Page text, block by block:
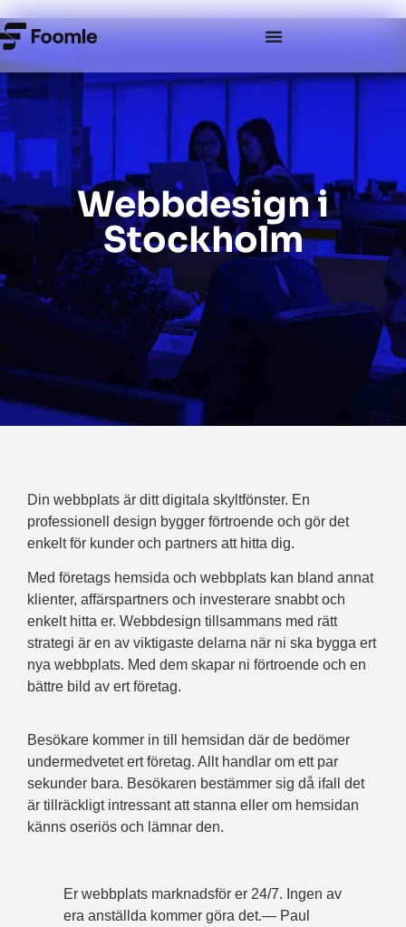
Webbdesign i
Stockholm
Din webbplats är ditt digitala skyltfönster. En
professionell design bygger förtroende och gör det
enkelt för kunder och partners att hitta dig.
Med företags hemsida och webbplats kan bland annat
klienter, affärspartners och investerare snabbt och
enkelt hitta er. Webbdesign tillsammans med rätt
strategi är en av viktigaste delarna när ni ska bygga ert
nya webbplats. Med dem skapar ni förtroende och en
bättre bild av ert företag.
Besökare kommer in till hemsidan där de bedömer
undermedvetet ert företag. Allt handlar om ett par
sekunder bara. Besökaren bestämmer sig då ifall det
är tillräckligt intressant att stanna eller om hemsidan
känns oseriös och lämnar den.
Er webbplats marknadsför er 24/7. Ingen av
era anställda kommer göra det.― Paul